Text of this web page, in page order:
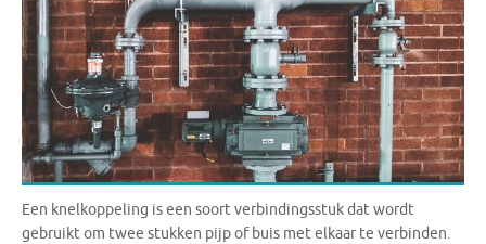
Een knelkoppeling is een soort verbindingsstuk dat wordt
gebruikt om twee stukken pijp of buis met elkaar te verbinden.